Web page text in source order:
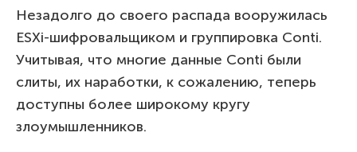
Незадолго до своего распада вооружилась
ESXi-шифровальщиком и группировка Conti.
Учитывая, что многие данные Conti были
слиты, их наработки, к сожалению, теперь
доступны более широкому кругу
злоумышленников.